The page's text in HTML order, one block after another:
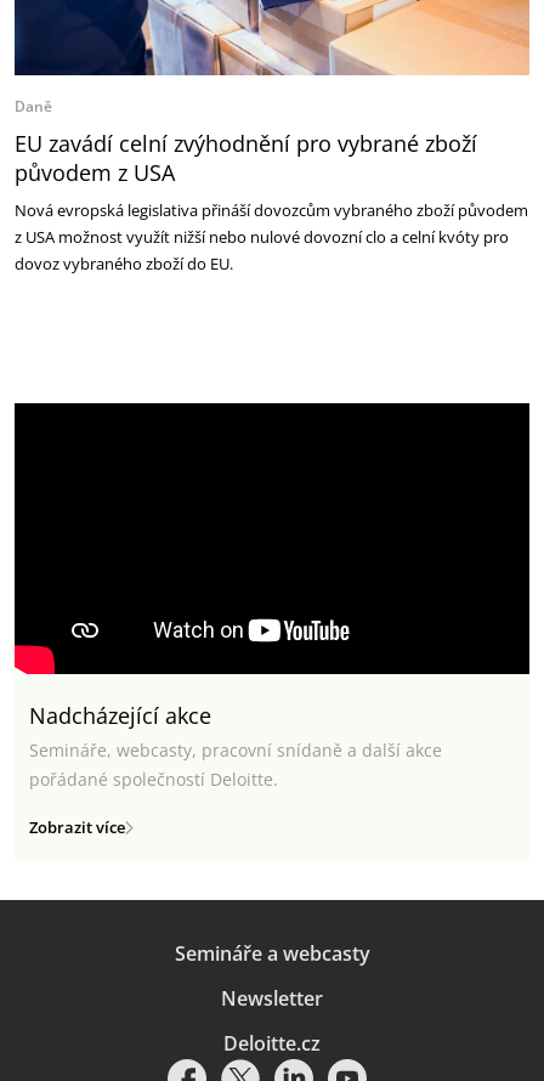
Daně
EU zavádí celní zvýhodnění pro vybrané zboží
původem z USA
Nová evropská legislativa přináší dovozcům vybraného zboží původem
z USA možnost využít nižší nebo nulové dovozní clo a celní kvóty pro
dovoz vybraného zboží do EU.
Nadcházející akce
Semináře, webcasty, pracovní snídaně a další akce
pořádané společností Deloitte.
Zobrazit více
Semináře a webcasty
Newsletter
Deloitte.cz